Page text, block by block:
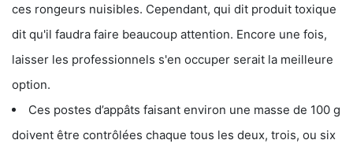
ces rongeurs nuisibles. Cependant, qui dit produit toxique
dit qu'il faudra faire beaucoup attention. Encore une fois,
laisser les professionnels s'en occuper serait la meilleure
option.
Ces postes d’appâts faisant environ une masse de 100 g
doivent être contrôlées chaque tous les deux, trois, ou six